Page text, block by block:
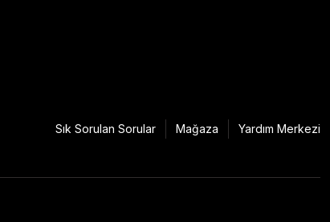
Sık Sorulan Sorular Mağaza Yardım Merkezi